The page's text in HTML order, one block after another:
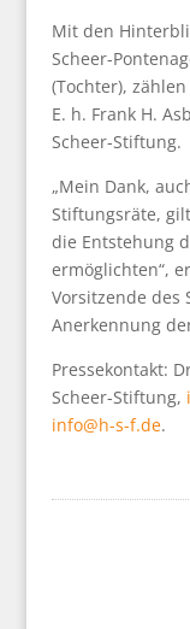
Mit den
Scheer-
(Tochter),
E. h. Frank H.
Scheer-Stiftung.
„Mein Dank,
Stiftungsräte,
die Entstehung
ermöglichten“,
Vorsitzende des
Anerkennung
Pressekontakt:
Scheer-Stiftung,
info@h-s-f.de.